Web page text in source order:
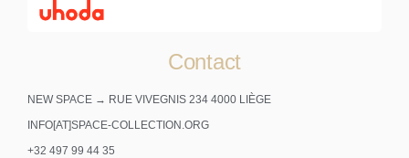
Contact
NEW SPACE → RUE VIVEGNIS 234 4000 LIÈGE
INFO[AT]SPACE-COLLECTION.ORG
+32 497 99 44 35